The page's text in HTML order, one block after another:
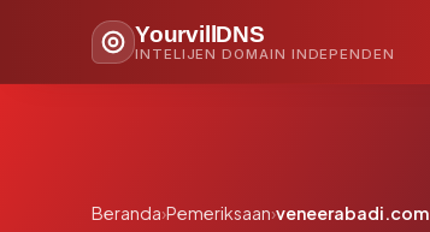
YourvillDNS
INTELIJEN DOMAIN INDEPENDEN
Beranda›Pemeriksaan›veneerabadi.com